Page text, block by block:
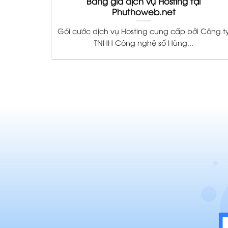
Phuthoweb.net
Gói cước dịch vụ Hosting cung cấp bởi Công
TNHH Công nghệ số Hùng...